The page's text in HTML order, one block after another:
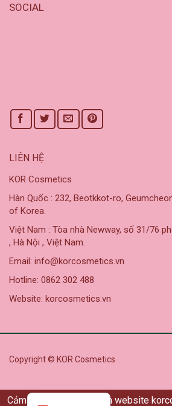
SOCIAL
LIÊN HỆ
KOR Cosmetics
Hàn Quốc : 232, Beotkkot-ro,
of Korea.
Việt Nam : Tòa nhà Newway, số 31/76
, Hà Nội , Việt Nam.
Email: info@korcosmetics.vn
Hotline: 0862 302 488
Website: korcosmetics.vn
Copyright © KOR Cosmetics
Cảm ơn bạn đã ghé thăm website